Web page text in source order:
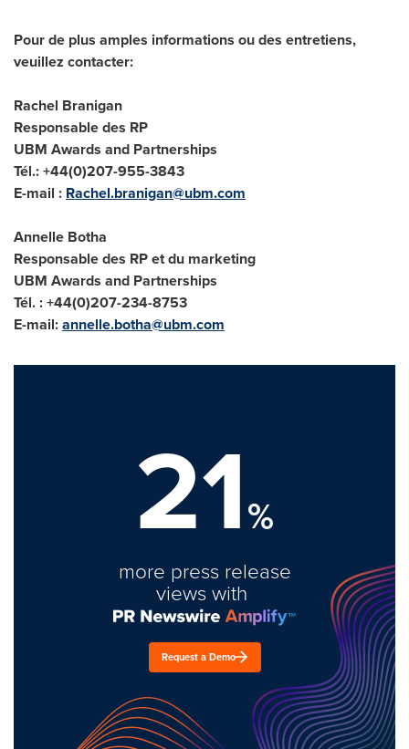
Pour de plus amples informations ou des entretiens,
veuillez contacter:
Rachel Branigan
Responsable des RP
UBM Awards and Partnerships
Tél.: +44(0)207-955-3843
E-mail : Rachel.branigan@ubm.com
Annelle Botha
Responsable des RP et du marketing
UBM Awards and Partnerships
Tél. : +44(0)207-234-8753
E-mail:annelle.botha@ubm.com
21%
more press release
views with
Request a Demo